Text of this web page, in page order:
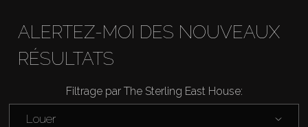
Acheter
ALERTEZ-MOI DES NOUVEAUX
RÉSULTATS
Filtrage par The Sterling East House:
Louer